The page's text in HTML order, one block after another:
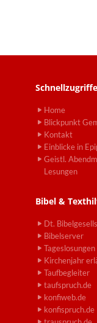
Schnellzugriffe
Home
Blickpunkt
Kontakt
Einblicke in
Geistl.
Lesungen
Bibel &
Dt.
Bibelserver
Tageslosungen
Kirchenjahr
Taufbegleiter
taufspruch.de
konfiweb.de
konfispruch.de